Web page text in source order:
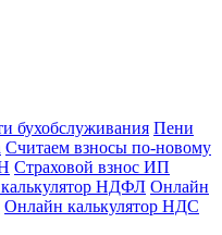
бухобслуживания Пени
Считаем взносы по-новому
Страховой взнос ИП
НДФЛ Онлайн
Онлайн калькулятор НДС